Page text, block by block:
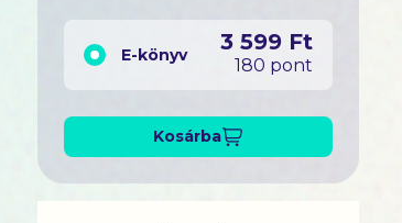
E-könyv 3 599 Ft
180 pont
Kosárba